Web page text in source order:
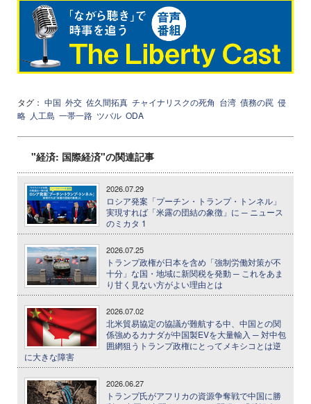
タグ： 中国 外交 佐久間拓真 チャイナリスクの死角 台湾 債務の罠 侵
略 人工島 一帯一路 ツバル ODA
"経済: 国際経済"の関連記事
2026.07.29
ロシア発案「プーチン・トランプ・トンネル」
実現すれば「米露の団結の象徴」に ─ ニュース
のミカタ 1
2026.07.25
トランプ政権が日本を含め「強制労働対策が不
十分」な国・地域に新関税を発動 ─ これをあま
り甘く見ない方がよい理由とは
2026.07.02
北米貿易協定の協議が難航する中、中国との関
係強めるカナダが中国製EVを大量輸入 ─ 対中包
囲網狙うトランプ政権にとってメキシコとは逆
に大きな障害
2026.06.27
トランプ氏がアフリカの資源争奪戦で中国に勝